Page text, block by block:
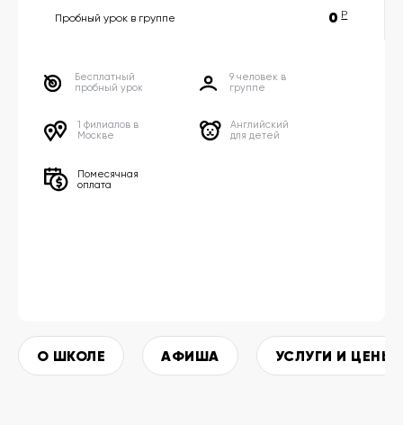
Добавить
школу
Пробный урок в группе 0 P
Бесплатный
пробный урок
9 человек в
группе
1 филиалов в
Москве
Английский
для детей
Помесячная
оплата
О ШКОЛЕ АФИША УСЛУГИ И ЦЕНЫ